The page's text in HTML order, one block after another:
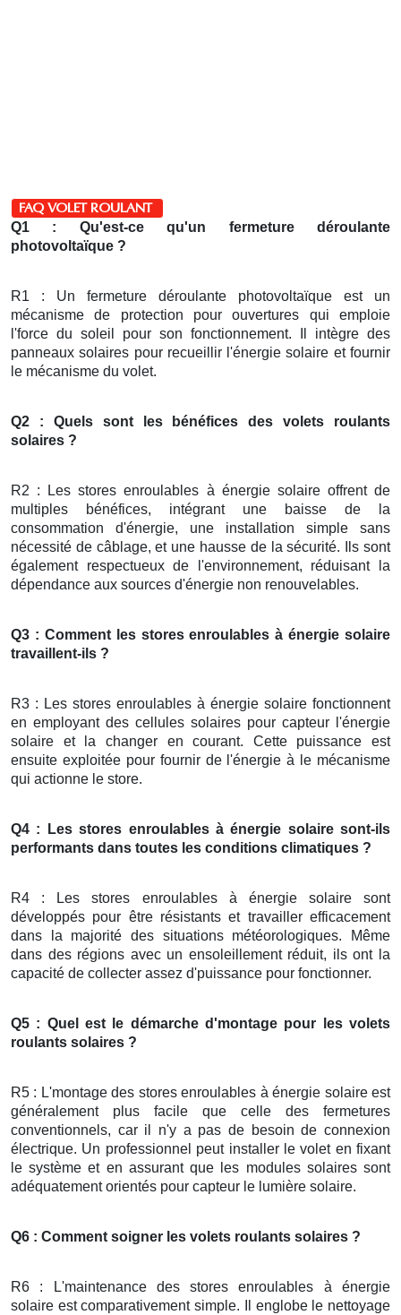
FAQ VOLET ROULANT
Q1 : Qu'est-ce qu'un fermeture déroulante
photovoltaïque ?
R1 : Un fermeture déroulante photovoltaïque est un
mécanisme de protection pour ouvertures qui emploie
l'force du soleil pour son fonctionnement. Il intègre des
panneaux solaires pour recueillir l'énergie solaire et fournir
le mécanisme du volet.
Q2 : Quels sont les bénéfices des volets roulants
solaires ?
R2 : Les stores enroulables à énergie solaire offrent de
multiples bénéfices, intégrant une baisse de la
consommation d'énergie, une installation simple sans
nécessité de câblage, et une hausse de la sécurité. Ils sont
également respectueux de l'environnement, réduisant la
dépendance aux sources d'énergie non renouvelables.
Q3 : Comment les stores enroulables à énergie solaire
travaillent-ils ?
R3 : Les stores enroulables à énergie solaire fonctionnent
en employant des cellules solaires pour capteur l'énergie
solaire et la changer en courant. Cette puissance est
ensuite exploitée pour fournir de l'énergie à le mécanisme
qui actionne le store.
Q4 : Les stores enroulables à énergie solaire sont-ils
performants dans toutes les conditions climatiques ?
R4 : Les stores enroulables à énergie solaire sont
développés pour être résistants et travailler efficacement
dans la majorité des situations météorologiques. Même
dans des régions avec un ensoleillement réduit, ils ont la
capacité de collecter assez d'puissance pour fonctionner.
Q5 : Quel est le démarche d'montage pour les volets
roulants solaires ?
R5 : L'montage des stores enroulables à énergie solaire est
généralement plus facile que celle des fermetures
conventionnels, car il n'y a pas de besoin de connexion
électrique. Un professionnel peut installer le volet en fixant
le système et en assurant que les modules solaires sont
adéquatement orientés pour capteur le lumière solaire.
Q6 : Comment soigner les volets roulants solaires ?
R6 : L'maintenance des stores enroulables à énergie
solaire est comparativement simple. Il englobe le nettoyage